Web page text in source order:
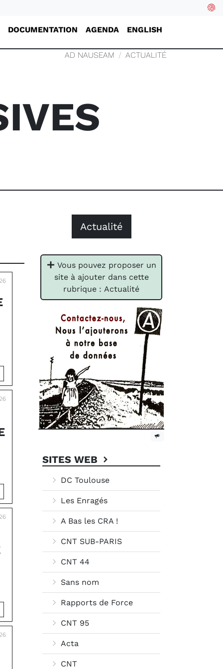
DOCUMENTATION AGENDA ENGLISH
AD NAUSEAM ACTUALITÉ
Actualité
Vous pouvez proposer un
site à ajouter dans cette
rubrique : Actualité
SITES WEB
DC Toulouse
Les Enragés
A Bas les CRA !
CNT SUB-PARIS
CNT 44
Sans nom
Rapports de Force
CNT 95
Acta
CNT